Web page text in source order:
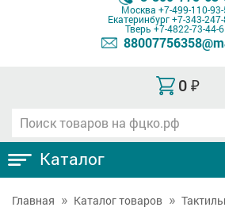
Москва +7-499-110-
Екатеринбург+7-343-
Тверь +7-4822-73-44-
0 ₽
Каталог
Главная Каталог товаров